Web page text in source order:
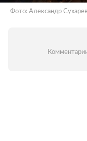
Фото: Александр Сухарев